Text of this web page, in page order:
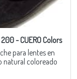
200 - CUERO Colors
para lentes en
natural coloreado